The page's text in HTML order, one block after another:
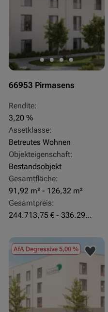
66953 Pirmasens
Rendite:
3,20 %
Assetklasse:
Betreutes Wohnen
Objekteigenschaft:
Bestandsobjekt
Gesamtfläche:
91,92 m² - 126,32 m²
Gesamtpreis:
244.713,75 € - 336.292 €
AfA Degressive 5,00 %